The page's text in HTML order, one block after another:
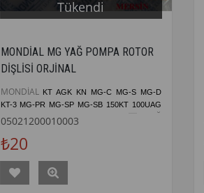
Tükendi
MONDİAL MG YAĞ POMPA ROTOR
DİŞLİSİ ORJİNAL
MONDİAL KT AGK KN MG-C MG-S MG-D
KT-3 MG-PR MG-SP MG-SB 150KT 100UAG
135UAG MST-00 MSTX-00 MST-
YAĞ
05021200010003
₺20